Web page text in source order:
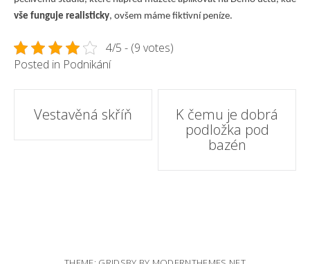
vše funguje realisticky, ovšem máme fiktivní peníze.
4/5 - (9 votes)
Posted in Podnikání
Post
navigation
Vestavěná skříň
K čemu je dobrá
podložka pod
bazén